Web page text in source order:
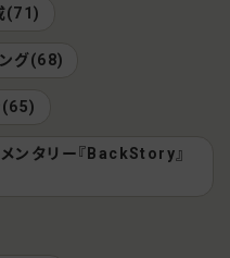
(71)
グ(68)
(65)
ンタリー『BackStory』